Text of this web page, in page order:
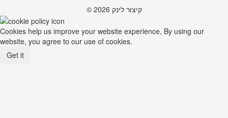
© 2026 קיצור לינק
Cookies help us improve your website experience, By using our
website, you agree to our use of cookies.
Get it